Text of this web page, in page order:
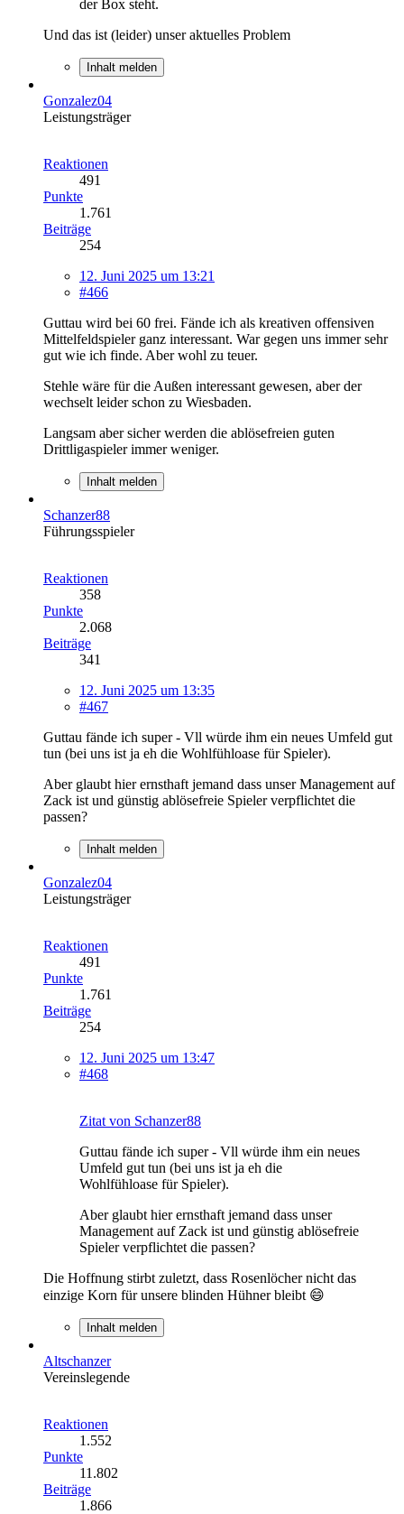
der Box steht.
Und das ist (leider) unser aktuelles Problem
Inhalt melden
Gonzalez04
Leistungsträger
Reaktionen
491
Punkte
1.761
Beiträge
254
12. Juni 2025 um 13:21
#466
Guttau wird bei 60 frei. Fände ich als kreativen offensiven
Mittelfeldspieler ganz interessant. War gegen uns immer sehr
gut wie ich finde. Aber wohl zu teuer.
Stehle wäre für die Außen interessant gewesen, aber der
wechselt leider schon zu Wiesbaden.
Langsam aber sicher werden die ablösefreien guten
Drittligaspieler immer weniger.
Inhalt melden
Schanzer88
Führungsspieler
Reaktionen
358
Punkte
2.068
Beiträge
341
12. Juni 2025 um 13:35
#467
Guttau fände ich super - Vll würde ihm ein neues Umfeld gut
tun (bei uns ist ja eh die Wohlfühloase für Spieler).
Aber glaubt hier ernsthaft jemand dass unser Management auf
Zack ist und günstig ablösefreie Spieler verpflichtet die
passen?
Inhalt melden
Gonzalez04
Leistungsträger
Reaktionen
491
Punkte
1.761
Beiträge
254
12. Juni 2025 um 13:47
#468
Zitat von Schanzer88
Guttau fände ich super - Vll würde ihm ein neues
Umfeld gut tun (bei uns ist ja eh die
Wohlfühloase für Spieler).
Aber glaubt hier ernsthaft jemand dass unser
Management auf Zack ist und günstig ablösefreie
Spieler verpflichtet die passen?
Die Hoffnung stirbt zuletzt, dass Rosenlöcher nicht das
einzige Korn für unsere blinden Hühner bleibt 😄
Inhalt melden
Altschanzer
Vereinslegende
Reaktionen
1.552
Punkte
11.802
Beiträge
1.866